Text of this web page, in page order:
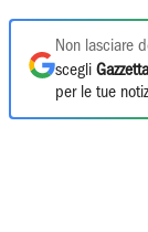
Non lasciare
scegli
per le tue